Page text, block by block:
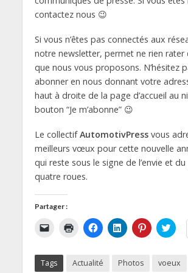
contactez nous 😉
Si vous n’êtes pas connectés aux
notre newsletter, permet ne rien rater
que nous vous proposons. N’hésitez
abonner en nous donnant votre
haut à droite de la page d’accueil au
bouton “Je m’abonne” 😉
Le collectifAutomotivPressvous
meilleurs vœux pour cette nouvelle
qui reste sous le signe de l’envie et
quatre roues.
Partager :
u
e
u
e
C
l
u
e
C
l
u
e
C
l
C
l
e
Tags Actualité Photos voeux